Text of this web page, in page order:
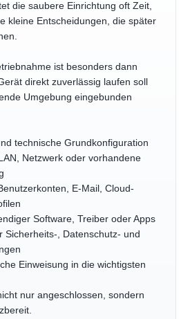
die saubere Einrichtung oft Zeit,
kleine Entscheidungen, die später
ist besonders dann
direkt zuverlässig laufen soll
Umgebung eingebunden
technische Grundkonfiguration
Netzwerk oder vorhandene
E-Mail, Cloud-
Software, Treiber oder Apps
Sicherheits-, Datenschutz- und
Einweisung in die wichtigsten
nur angeschlossen, sondern